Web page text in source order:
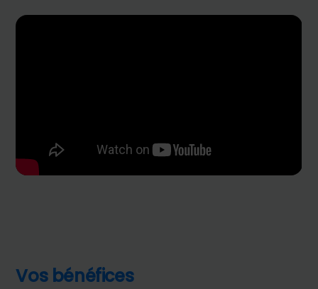
Vos bénéfices